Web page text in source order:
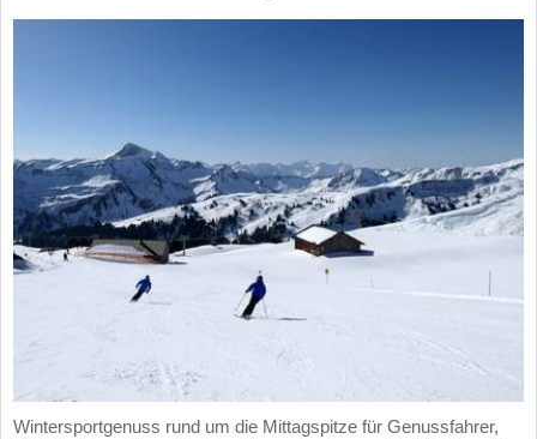
Wintersportgenuss rund um die Mittagspitze für Genussfahrer,